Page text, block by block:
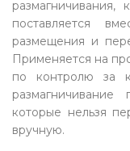
поставляется
размещения и
Применяется на
по контролю за
которые нельзя
вручную.